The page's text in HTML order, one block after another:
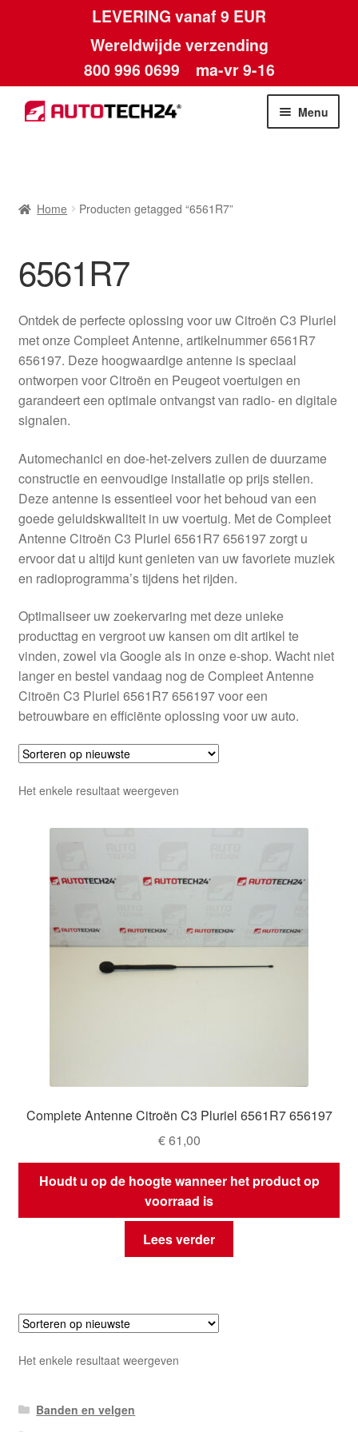
LEVERING vanaf 9 EUR
Wereldwijde verzending
800 996 0699 ma-vr 9-16
Ga
door
Ga
naar
Menu
Betalingen
Contact
Kassa
Klachten
Klachtenprocedure
Levering
Mijn account
Over ons
Privacybeleid
Wereldwijde verzending
Winkelwagen
Home Producten getagged “6561R7”
6561R7
Ontdek de perfecte oplossing voor uw Citroën C3 Pluriel
met onze Compleet Antenne, artikelnummer 6561R7
656197. Deze hoogwaardige antenne is speciaal
ontworpen voor Citroën en Peugeot voertuigen en
garandeert een optimale ontvangst van radio- en digitale
signalen.
Automechanici en doe-het-zelvers zullen de duurzame
constructie en eenvoudige installatie op prijs stellen.
Deze antenne is essentieel voor het behoud van een
goede geluidskwaliteit in uw voertuig. Met de Compleet
Antenne Citroën C3 Pluriel 6561R7 656197 zorgt u
ervoor dat u altijd kunt genieten van uw favoriete muziek
en radioprogramma’s tijdens het rijden.
Optimaliseer uw zoekervaring met deze unieke
producttag en vergroot uw kansen om dit artikel te
vinden, zowel via Google als in onze e-shop. Wacht niet
langer en bestel vandaag nog de Compleet Antenne
Citroën C3 Pluriel 6561R7 656197 voor een
betrouwbare en efficiënte oplossing voor uw auto.
Het enkele resultaat weergeven
Complete Antenne Citroën C3 Pluriel 6561R7 656197
€61,00
Houdt u op de hoogte wanneer het product op
voorraad is
Lees verder
Het enkele resultaat weergeven
Banden en velgen